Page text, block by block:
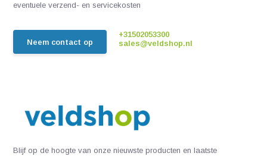
eventuele verzend- en servicekosten
Neem contact op
+31502053300
sales@veldshop.nl
Blijf op de hoogte van onze nieuwste producten en laatste